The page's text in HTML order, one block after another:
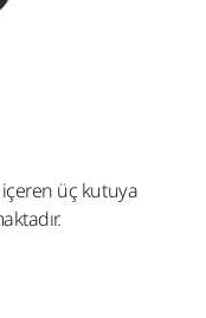
üç kutuya